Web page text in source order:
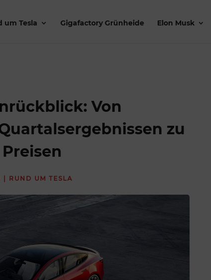
um Tesla Gigafactory Grünheide Elon Musk
Von
zu
| RUND UM TESLA